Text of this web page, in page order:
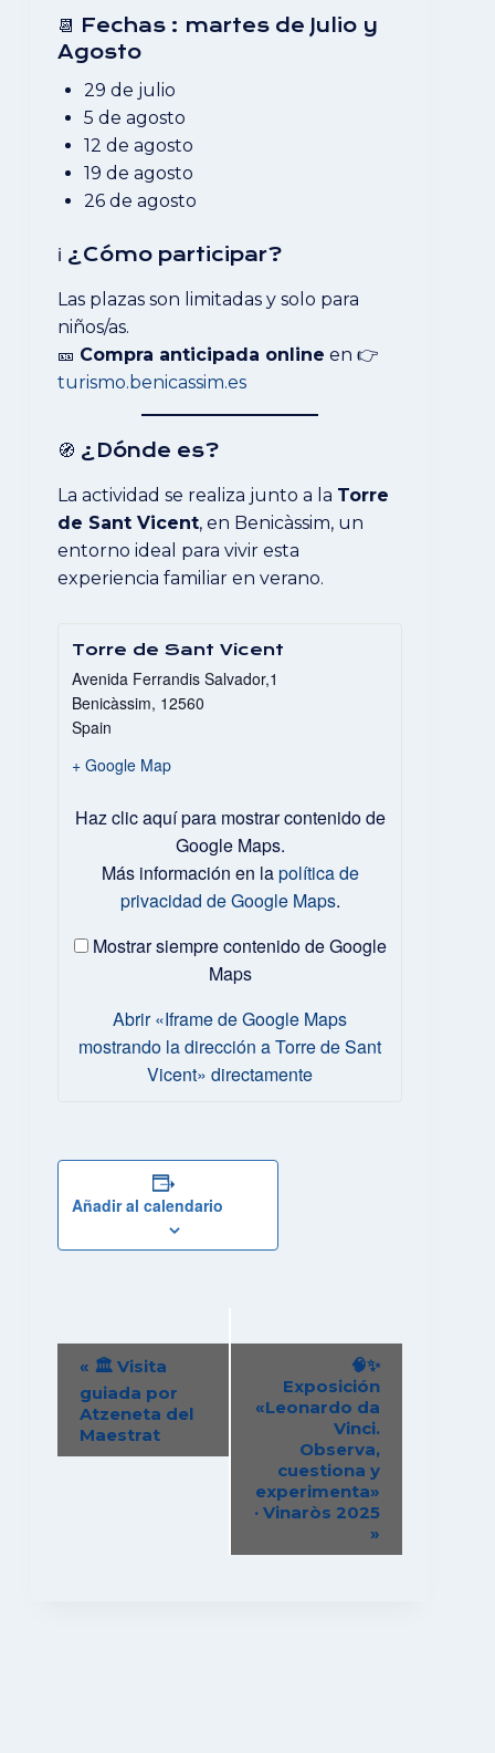
📆 Fechas : martes de Julio y
Agosto
29 de julio
5 de agosto
12 de agosto
19 de agosto
26 de agosto
ℹ️ ¿Cómo participar?
Las plazas son limitadas y solo para
niños/as.
🎫 Compra anticipada online en 👉
turismo.benicassim.es
🧭 ¿Dónde es?
La actividad se realiza junto a la Torre
de Sant Vicent, en Benicàssim, un
entorno ideal para vivir esta
experiencia familiar en verano.
Torre de Sant Vicent
Avenida Ferrandis Salvador,1
Benicàssim, 12560
Spain
+ Google Map
«Iframe
Maps
mostrando
dirección
Vicent»
Haz clic aquí para mostrar contenido de
Google Maps.
Más información en lapolítica de
privacidad de Google Maps.
Mostrar siempre contenido de Google
Maps
Abrir «Iframe de Google Maps
mostrando la dirección a Torre de Sant
Vicent» directamente
Añadir al calendario
Navegación
Evento
« 🏛️ Visita
guiada por
Atzeneta del
Maestrat
🧠✨
Exposición
«Leonardo da
Vinci.
Observa,
cuestiona y
experimenta»
· Vinaròs 2025
»